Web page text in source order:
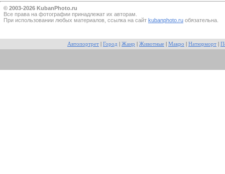
© 2003-2026 KubanPhoto.ru
Все прaва на фотографии принадлежат их авторам.
При использовании любых материалов, ссылка на сайт kubanphoto.ru обязательна.
Автопортрет Город Жанр Животные Макро Натюрморт